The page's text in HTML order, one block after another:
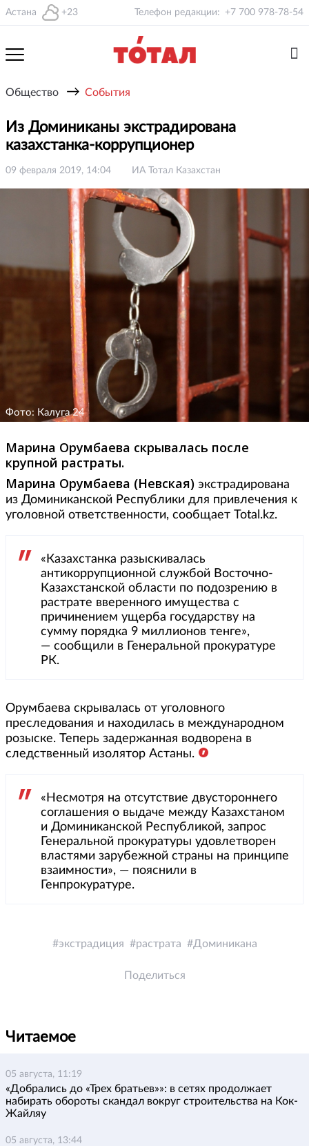
Астана +23 Телефон редакции: +7 700 978-78-54
Общество → События
Из Доминиканы экстрадирована
казахстанка-коррупционер
09 февраля 2019, 14:04 ИА Тотал Казахстан
Фото: Калуга 24
Марина Орумбаева скрывалась после
крупной растраты.
Марина Орумбаева (Невская) экстрадирована
из Доминиканской Республики для привлечения к
уголовной ответственности, сообщает Total.kz.
«Казахстанка разыскивалась
антикоррупционной службой Восточно-
Казахстанской области по подозрению в
растрате вверенного имущества с
причинением ущерба государству на
сумму порядка 9 миллионов тенге»,
— сообщили в Генеральной прокуратуре
РК.
Орумбаева скрывалась от уголовного
преследования и находилась в международном
розыске. Теперь задержанная водворена в
следственный изолятор Астаны.
«Несмотря на отсутствие двустороннего
соглашения о выдаче между Казахстаном
и Доминиканской Республикой, запрос
Генеральной прокуратуры удовлетворен
властями зарубежной страны на принципе
взаимности», — пояснили в
Генпрокуратуре.
экстрадиция растрата Доминикана
Поделиться
Читаемое
05 августа, 11:19
«Добрались до «Трех братьев»»: в сетях продолжает
набирать обороты скандал вокруг строительства на Кок-
Жайляу
05 августа, 13:44